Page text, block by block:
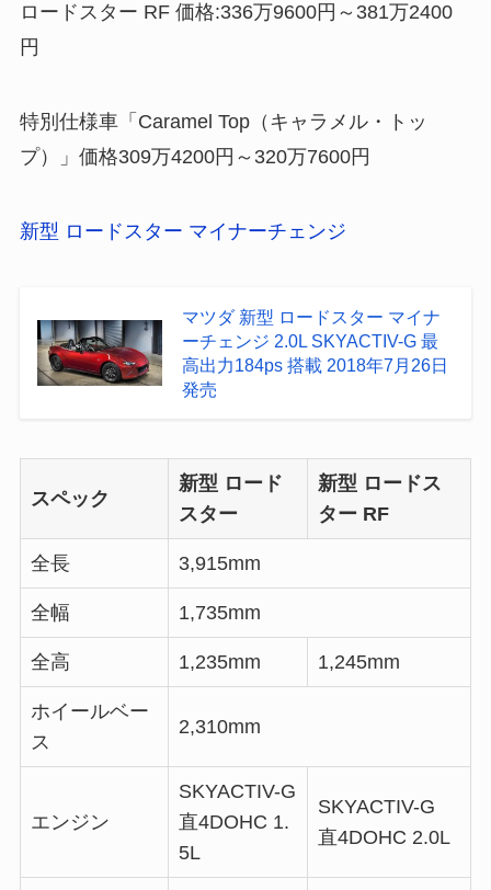
ロードスター RF 価格:336万9600円～381万2400
円
特別仕様車「Caramel Top（キャラメル・トッ
プ）」価格309万4200円～320万7600円
新型 ロードスター マイナーチェンジ
マツダ 新型 ロードスター マイナ
ーチェンジ 2.0L SKYACTIV-G 最
高出力184ps 搭載 2018年7月26日
発売
スペック
新型 ロード
スター
新型 ロードス
ター RF
全長 3,915mm
全幅 1,735mm
全高 1,235mm 1,245mm
ホイールベー
ス
2,310mm
エンジン
SKYACTIV-G
直4DOHC 1.
5L
SKYACTIV-G
直4DOHC 2.0L